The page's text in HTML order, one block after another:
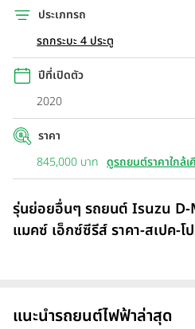
ประเภทรถ
รถกระบะ 4 ประตู
ปีที่เปิดตัว
2020
ราคา
845,000 บาท ดูรถยนต์ราคาใกล้เ
รุ่นย่อยอื่นๆ รถยนต์ Isuzu D-
แมคซ์ เอ็กซ์ซีรีส์ ราคา-สเปค-โ
แนะนำรถยนต์ไฟฟ้าล่าสุด